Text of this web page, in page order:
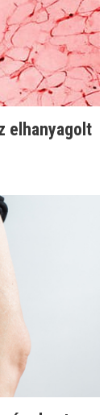
elhanyagolt